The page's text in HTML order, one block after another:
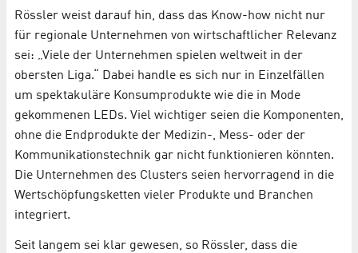
Rössler weist darauf hin, dass das Know-how nicht nur
für regionale Unternehmen von wirtschaftlicher Relevanz
sei: „Viele der Unternehmen spielen weltweit in der
obersten Liga.“ Dabei handle es sich nur in Einzelfällen
um spektakuläre Konsumprodukte wie die in Mode
gekommenen LEDs. Viel wichtiger seien die Komponenten,
ohne die Endprodukte der Medizin-, Mess- oder der
Kommunikationstechnik gar nicht funktionieren könnten.
Die Unternehmen des Clusters seien hervorragend in die
Wertschöpfungsketten vieler Produkte und Branchen
integriert.
Seit langem sei klar gewesen, so Rössler, dass die